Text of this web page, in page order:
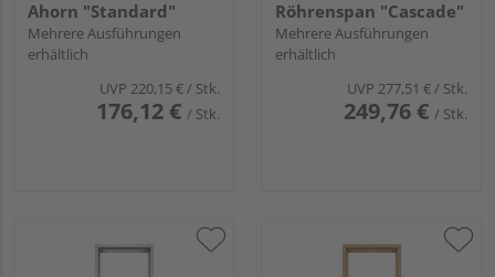
Ahorn "Standard"
Mehrere Ausführungen
erhältlich
UVP 220,15 €/ Stk.
176,12 € / Stk.
Röhrenspan "Cascade"
Mehrere Ausführungen
erhältlich
UVP 277,51 €/ Stk.
249,76 € / Stk.